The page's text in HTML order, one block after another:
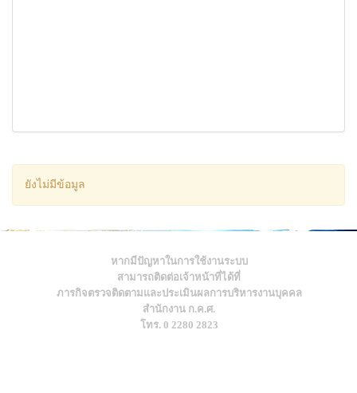
ยังไม่มีข้อมูล
หากมีปัญหาในการใช้งานระบบ
สามารถติดต่อเจ้าหน้าที่ได้ที่
ภารกิจตรวจติดตามและประเมินผลการบริหารงานบุคคล
สำนักงาน ก.ค.ศ.
โทร. 0 2280 2823